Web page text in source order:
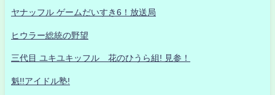
ヤナッフル ゲームだいすき6！放送局
ヒウラー総統の野望
三代目 ユキユキッフル 花のひうら組! 見参！
魁!!アイドル塾!